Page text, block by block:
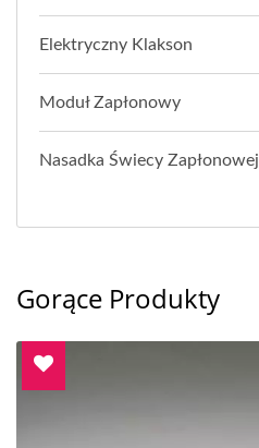
Elektryczny Klakson
Moduł Zapłonowy
Nasadka Świecy Zapłonowej
Gorące Produkty